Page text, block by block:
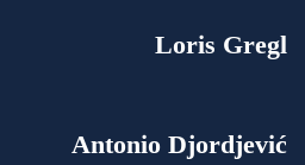
Loris Gregl
Antonio Djordjević